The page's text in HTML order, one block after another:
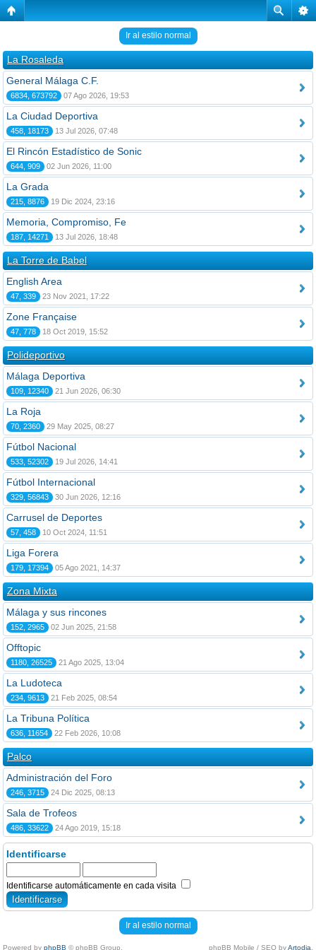
Ir al estilo normal
La Rosaleda
General Málaga C.F.
6834, 673792 07 Ago 2026, 19:53
La Ciudad Deportiva
458, 18173 13 Jul 2026, 07:48
El Rincón Estadístico de Sonic
644, 909 02 Jun 2026, 11:00
La Grada
215, 8876 19 Dic 2024, 23:16
Memoria, Compromiso, Fe
187, 14271 13 Jul 2026, 18:48
La Torre de Babel
English Area
47, 339 23 Nov 2021, 17:22
Zone Française
47, 778 18 Oct 2019, 15:52
Polideportivo
Málaga Deportiva
109, 12340 21 Jun 2026, 06:30
La Roja
70, 2360 29 May 2025, 08:27
Fútbol Nacional
533, 52302 19 Jul 2026, 14:41
Fútbol Internacional
329, 56843 30 Jun 2026, 12:16
Carrusel de Deportes
57, 458 10 Oct 2024, 11:51
Liga Forera
179, 17394 05 Ago 2021, 14:37
Zona Mixta
Málaga y sus rincones
152, 2965 02 Jun 2025, 21:58
Offtopic
1180, 26525 21 Ago 2025, 13:04
La Ludoteca
234, 9613 21 Feb 2025, 08:54
La Tribuna Política
636, 11654 22 Feb 2026, 10:08
Palco
Administración del Foro
246, 3715 24 Dic 2025, 08:13
Sala de Trofeos
486, 33622 24 Ago 2019, 15:18
Identificarse
Identificarse automáticamente en cada visita
Ir al estilo normal
Powered by phpBB © phpBB Group. phpBB Mobile / SEO byArtodia